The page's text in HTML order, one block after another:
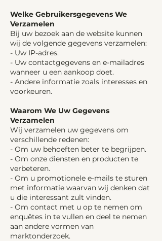
Welke Gebruikersgegevens We
Verzamelen
Bij uw bezoek aan de website kunnen
wij de volgende gegevens verzamelen:
- Uw IP-adres.
- Uw contactgegevens en e-mailadres
wanneer u een aankoop doet.
- Andere informatie zoals interesses en
voorkeuren.
Waarom We Uw Gegevens
Verzamelen
Wij verzamelen uw gegevens om
verschillende redenen:
- Om uw behoeften beter te begrijpen.
- Om onze diensten en producten te
verbeteren.
- Om u promotionele e-mails te sturen
met informatie waarvan wij denken dat
u die interessant zult vinden.
- Om contact met u op te nemen om
enquêtes in te vullen en deel te nemen
aan andere vormen van
marktonderzoek.